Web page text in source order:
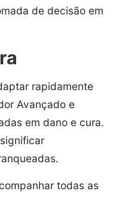
de decisão em
rapidamente
Avançado e
em dano e cura.
todas as